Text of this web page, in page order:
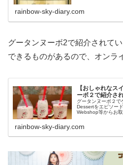
rainbow-sky-diary.com
グータンヌーボ2で紹介されて
できるものがあるので、オンラ
【おしゃれなス
ーボ２で紹介さ
グータンヌーボ２
Dessertをエピソー
Webshop等からお
rainbow-sky-diary.com